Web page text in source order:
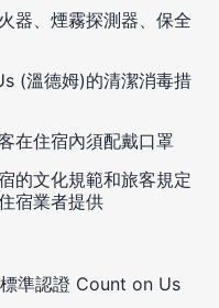
器、煙霧探測器、保全
(溫德姆)的清潔消毒措
在住宿內須配戴口罩
的文化規範和旅客規定
宿業者提供
準認證 Count on Us